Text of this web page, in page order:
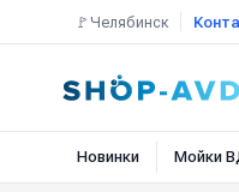
🚩Челябинск
Новинки Мойки